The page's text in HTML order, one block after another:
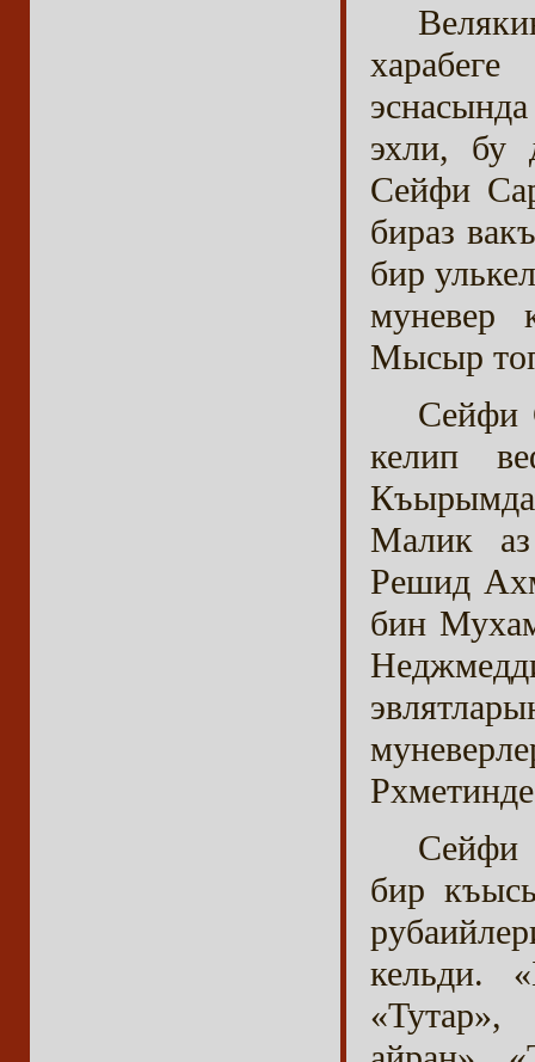
эхли, бу
Сейфи
бираз
бир
муневер
Мысыр
Сейфи
келип
Малик
Решид
бин
Сейфи
бир
кельди.